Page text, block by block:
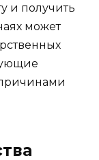
и получить
может